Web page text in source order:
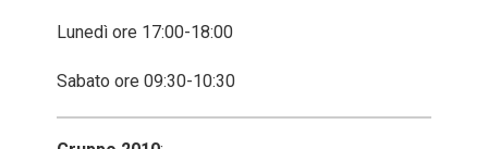
Lunedì ore 17:00-18:00
Sabato ore 09:30-10:30